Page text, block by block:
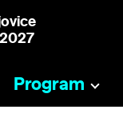
Program